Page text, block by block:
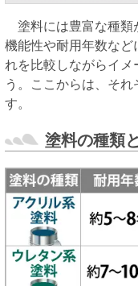
塗料には豊富な種類
機能性や耐用年数な
れを比較しながらイメ
う。ここからは、そ
す。
塗料の種類